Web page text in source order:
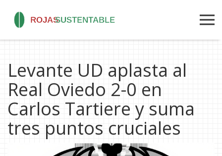
Levante UD aplasta al
Real Oviedo 2-0 en
Carlos Tartiere y suma
tres puntos cruciales